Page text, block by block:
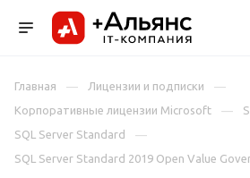
Главная
Лицензии и подписки
Корпоративные лицензии Microsoft
SQL Server Standard
SQL Server Standard 2019 Open Value